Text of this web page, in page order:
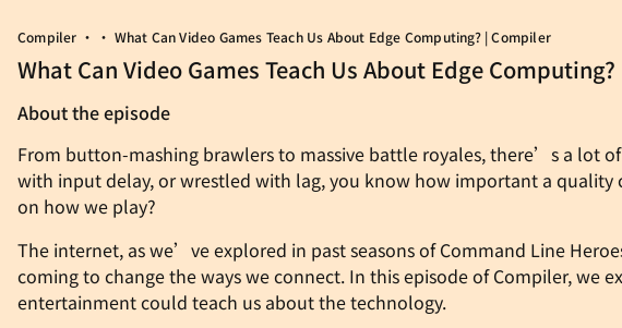
Compiler • • What Can Video Games Teach Us About Edge Computing? | Compiler
What Can Video Games Teach Us About Edge
About the episode
From button-mashing brawlers to massive battle royales, there’s a lot
with input delay, or wrestled with lag, you know how important a
on how we play?
The internet, as we’ve explored in past seasons of Command Line
coming to change the ways we connect. In this episode of Compiler,
entertainment could teach us about the technology.